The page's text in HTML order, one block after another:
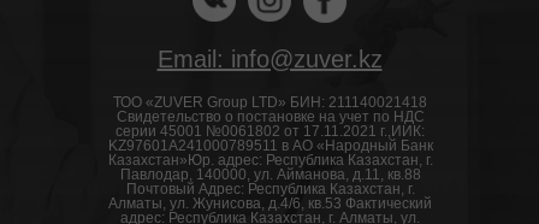
Email: info@zuver.kz
ТОО «ZUVER Group LTD» БИН: 211140021418
Свидетельство о постановке на учет по НДС
серии 45001 №0061802 от 17.11.2021 г.,ИИК:
KZ97601A241000789511 в АО «Народный Банк
Казахстан»Юр. адрес: Республика Казахстан, г.
Павлодар, 140000, ул. Айманова, д.11, кв.88
Почтовый Адрес: Республика Казахстан, г.
Алматы, ул. Жунисова, д.4/6, кв.53 Фактический
адрес: Республика Казахстан, г. Алматы, ул.